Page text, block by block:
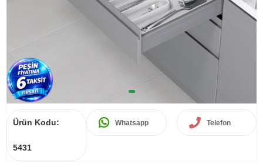
Ürün Kodu:
5431
Whatsapp Telefon